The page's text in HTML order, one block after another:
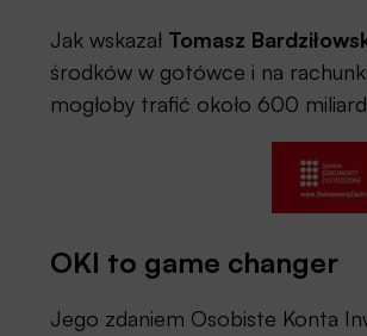
Jak wskazał Tomasz
środków w gotówce i na
mogłoby trafić około 600
OKI to game changer
Jego zdaniem Osobiste Konta